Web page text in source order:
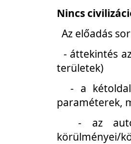
Nincs
Az előadás
- áttekintés
területek)
- a kétoldali
paraméterek,
- az
körülményei/